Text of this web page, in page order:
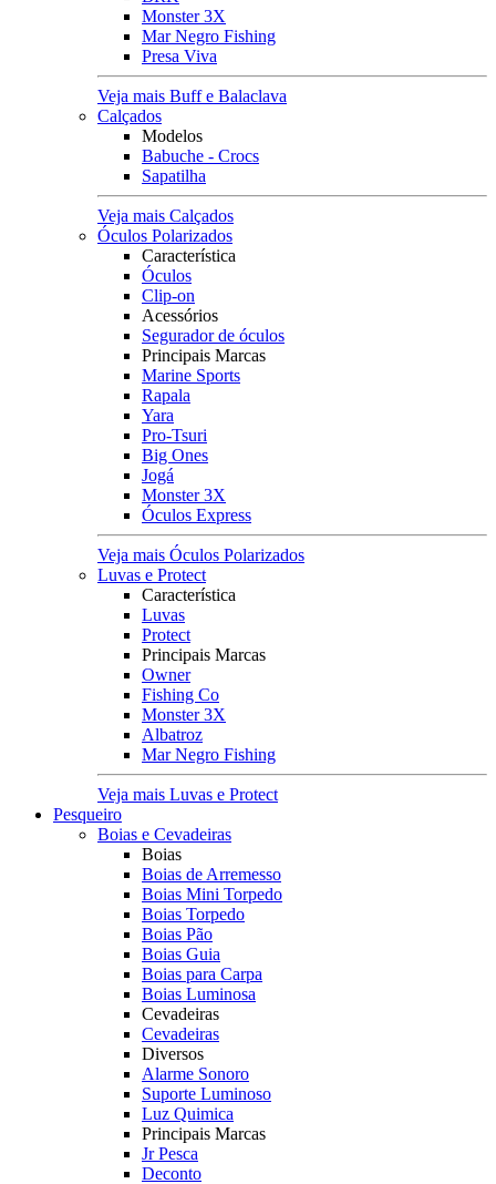
Monster 3X
Mar Negro Fishing
Presa Viva
Veja mais Buff e Balaclava
Calçados
Modelos
Babuche - Crocs
Sapatilha
Veja mais Calçados
Óculos Polarizados
Característica
Óculos
Clip-on
Acessórios
Segurador de óculos
Principais Marcas
Marine Sports
Rapala
Yara
Pro-Tsuri
Big Ones
Jogá
Monster 3X
Óculos Express
Veja mais Óculos Polarizados
Luvas e Protect
Característica
Luvas
Protect
Principais Marcas
Owner
Fishing Co
Monster 3X
Albatroz
Mar Negro Fishing
Veja mais Luvas e Protect
Pesqueiro
Boias e Cevadeiras
Boias
Boias de Arremesso
Boias Mini Torpedo
Boias Torpedo
Boias Pão
Boias Guia
Boias para Carpa
Boias Luminosa
Cevadeiras
Cevadeiras
Diversos
Alarme Sonoro
Suporte Luminoso
Luz Quimica
Principais Marcas
Jr Pesca
Deconto